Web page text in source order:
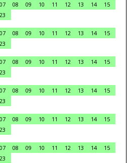
07 08 09 10 11 12 13 14
15
23
07 08 09 10 11 12 13 14
15
23
07 08 09 10 11 12 13 14
15
23
07 08 09 10 11 12 13 14
15
23
07 08 09 10 11 12 13 14
15
23
07 08 09 10 11 12 13 14
15
23